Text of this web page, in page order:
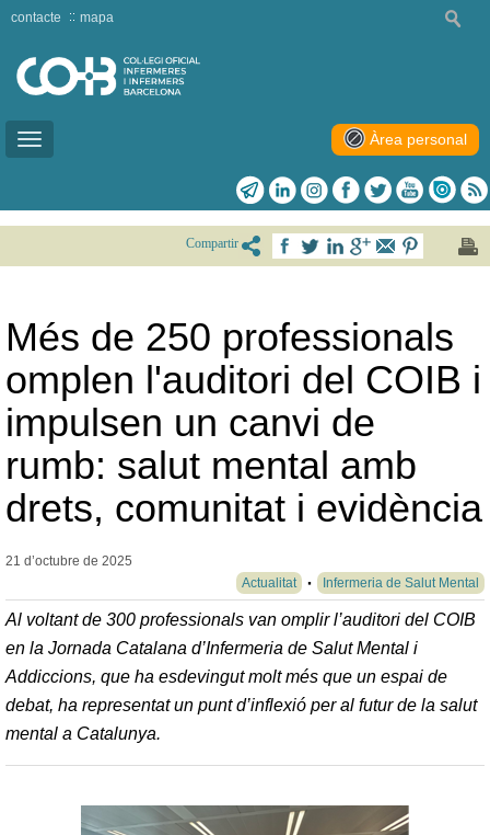
Toggle
contacte mapa
Àrea personal
Compartir
Més de 250 professionals
omplen l'auditori del COIB i
impulsen un canvi de
rumb: salut mental amb
drets, comunitat i evidència
21 d’octubre de 2025
Actualitat
Infermeria de Salut Mental
Al voltant de 300 professionals van omplir l’auditori del COIB
en la Jornada Catalana d’Infermeria de Salut Mental i
Addiccions, que ha esdevingut molt més que un espai de
debat, ha representat un punt d’inflexió per al futur de la salut
mental a Catalunya.